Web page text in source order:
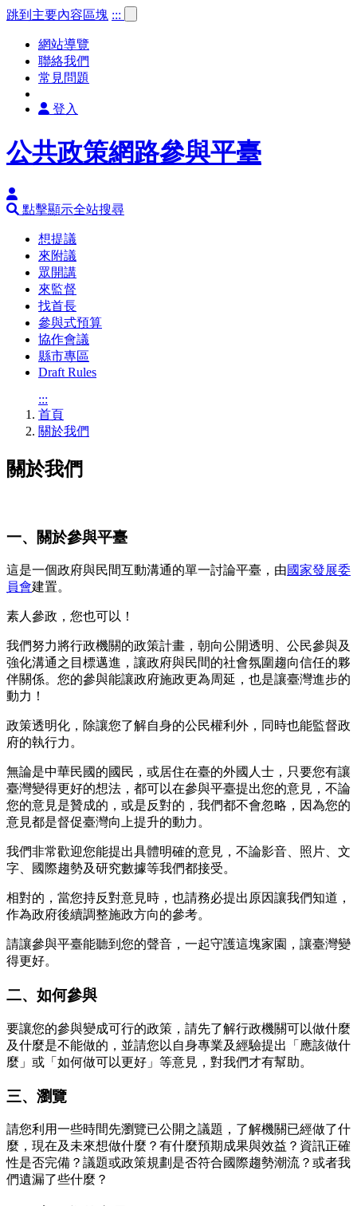
跳到主要內容區塊 :::
網站導覽
聯絡我們
常見問題
登入
公共政策網路參與平臺
點擊顯示全站搜尋
想提議
來附議
眾開講
來監督
找首長
參與式預算
協作會議
縣市專區
Draft Rules
:::
首頁
關於我們
關於我們
一、關於參與平臺
這是一個政府與民間互動溝通的單一討論平臺，由國家發展委
員會建置。
素人參政，您也可以！
我們努力將行政機關的政策計畫，朝向公開透明、公民參與及
強化溝通之目標邁進，讓政府與民間的社會氛圍趨向信任的夥
伴關係。您的參與能讓政府施政更為周延，也是讓臺灣進步的
動力！
政策透明化，除讓您了解自身的公民權利外，同時也能監督政
府的執行力。
無論是中華民國的國民，或居住在臺的外國人士，只要您有讓
臺灣變得更好的想法，都可以在參與平臺提出您的意見，不論
您的意見是贊成的，或是反對的，我們都不會忽略，因為您的
意見都是督促臺灣向上提升的動力。
我們非常歡迎您能提出具體明確的意見，不論影音、照片、文
字、國際趨勢及研究數據等我們都接受。
相對的，當您持反對意見時，也請務必提出原因讓我們知道，
作為政府後續調整施政方向的參考。
請讓參與平臺能聽到您的聲音，一起守護這塊家園，讓臺灣變
得更好。
二、如何參與
要讓您的參與變成可行的政策，請先了解行政機關可以做什麼
及什麼是不能做的，並請您以自身專業及經驗提出「應該做什
麼」或「如何做可以更好」等意見，對我們才有幫助。
三、瀏覽
請您利用一些時間先瀏覽已公開之議題，了解機關已經做了什
麼，現在及未來想做什麼？有什麼預期成果與效益？資訊正確
性是否完備？議題或政策規劃是否符合國際趨勢潮流？或者我
們遺漏了些什麼？